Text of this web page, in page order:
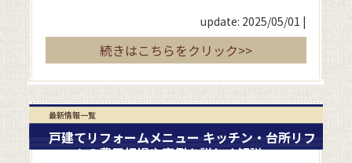
update: 2025/05/01 |
続きはこちらをクリック>>
最新情報一覧
戸建てリフォームメニュー キッチン・台所リフ
ォームの費用相場や事例を詳しく解説